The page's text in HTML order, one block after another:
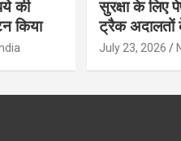
की
किया
सुरक्षा के लिए
ट्रैक अदालतों
July 23, 2026